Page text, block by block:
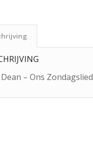
– Ons Zondagslied